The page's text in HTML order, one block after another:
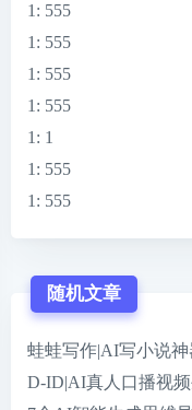
1 : 555
1 : 555
1 : 555
1 : 555
1 : 1
1 : 555
1 : 555
随机文章
蛙蛙写作|AI写小说神
D-ID|AI真人口播视